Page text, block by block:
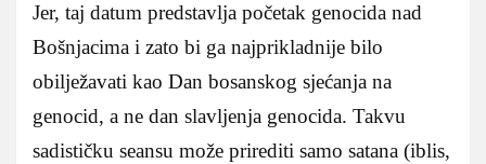
Jer, taj datum predstavlja početak genocida nad
Bošnjacima i zato bi ga najprikladnije bilo
obilježavati kao Dan bosanskog sjećanja na
genocid, a ne dan slavljenja genocida. Takvu
sadističku seansu može prirediti samo satana (iblis,